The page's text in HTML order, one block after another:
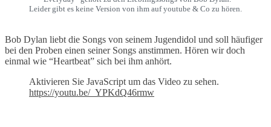
Leider gibt es keine Version von ihm auf youtube & Co zu hören.
Bob Dylan liebt die Songs von seinem Jugendidol und soll häufiger
bei den Proben einen seiner Songs anstimmen. Hören wir doch
einmal wie “Heartbeat” sich bei ihm anhört.
Aktivieren Sie JavaScript um das Video zu sehen.
https://youtu.be/_YPKdQ46rmw